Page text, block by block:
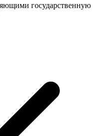
государственную